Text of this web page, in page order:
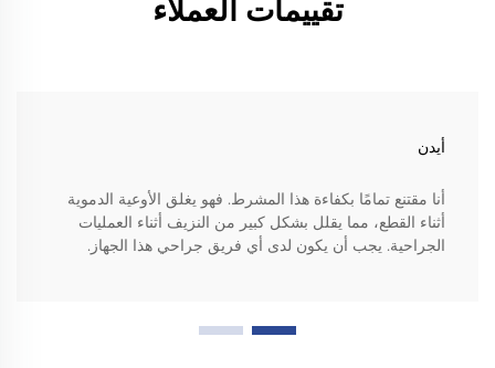
تقييمات العملاء
أيدن
أنا مقتنع تمامًا بكفاءة هذا المشرط. فهو يغلق الأوعية الدموية
أثناء القطع، مما يقلل بشكل كبير من النزيف أثناء العمليات
الجراحية. يجب أن يكون لدى أي فريق جراحي هذا الجهاز.